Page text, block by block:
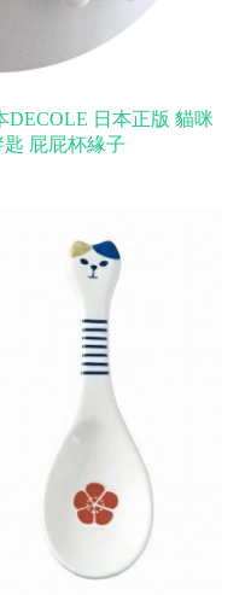
DECOLE 日本正版 貓咪
屁屁杯緣子